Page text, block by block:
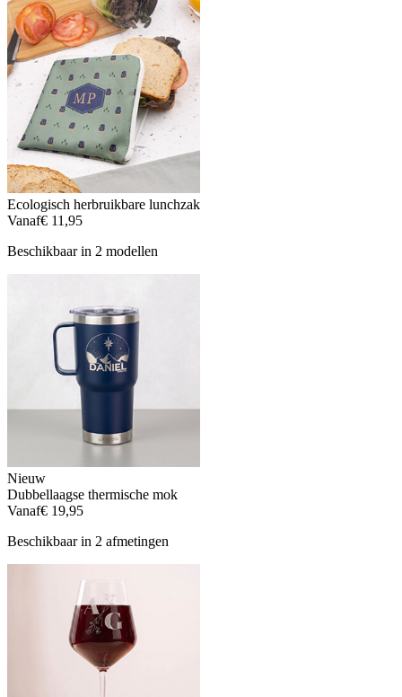
Ecologisch herbruikbare lunchzak
Vanaf€ 11,95
Beschikbaar in 2 modellen
Nieuw
Dubbellaagse thermische mok
Vanaf€ 19,95
Beschikbaar in 2 afmetingen